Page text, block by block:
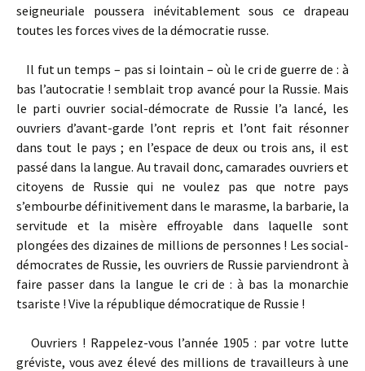
seigneuriale poussera inévitablement sous ce drapeau
toutes les forces vives de la démocratie russe.
Il fut un temps – pas si lointain – où le cri de guerre de : à
bas l’autocratie ! semblait trop avancé pour la Russie. Mais
le parti ouvrier social-démocrate de Russie l’a lancé, les
ouvriers d’avant-garde l’ont repris et l’ont fait résonner
dans tout le pays ; en l’espace de deux ou trois ans, il est
passé dans la langue. Au travail donc, camarades ouvriers et
citoyens de Russie qui ne voulez pas que notre pays
s’embourbe définitivement dans le marasme, la barbarie, la
servitude et la misère effroyable dans laquelle sont
plongées des dizaines de millions de personnes ! Les social-
démocrates de Russie, les ouvriers de Russie parviendront à
faire passer dans la langue le cri de : à bas la monarchie
tsariste ! Vive la république démocratique de Russie !
Ouvriers ! Rappelez-vous l’année 1905 : par votre lutte
gréviste, vous avez élevé des millions de travailleurs à une